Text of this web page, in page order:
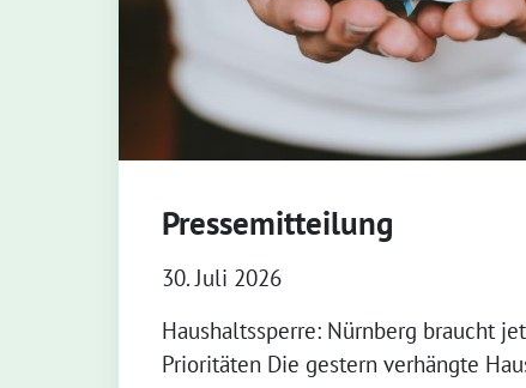
Pressemitteilung
30. Juli 2026
Haushaltssperre: Nürnberg braucht
Prioritäten Die gestern verhängte